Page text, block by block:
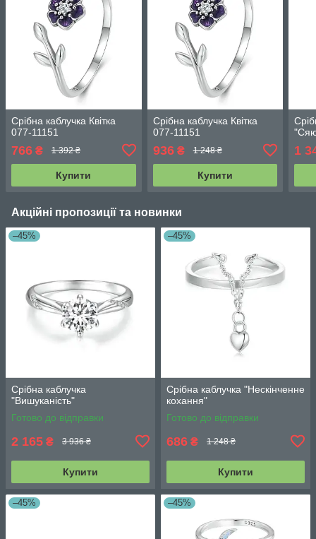
Срібна каблучка Квітка
077-11151
766 ₴ 1 392 ₴
Купити
Срібна каблучка Квітка
077-11151
936₴ 1 248 ₴
Купити
1
Акційні пропозиції та новинки
–45%
Срібна каблучка
"Вишуканість"
Готово до відправки
2 165 ₴ 3 936 ₴
Купити
–45%
Срібна каблучка "Нескінченне
кохання"
Готово до відправки
686 ₴ 1 248 ₴
Купити
–45% –45%